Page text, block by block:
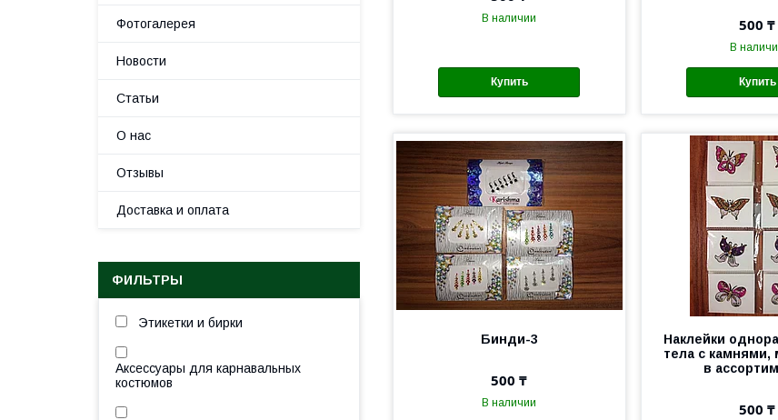
В наличии
Купить
500 ₸
В
Купить
Бинди-3
500 ₸
В наличии
Наклейки
тела с камнями,
в
500 ₸
Фотогалерея
Новости
Статьи
О нас
Отзывы
Доставка и оплата
ФИЛЬТРЫ
Этикетки и бирки
Аксессуары для карнавальных
костюмов